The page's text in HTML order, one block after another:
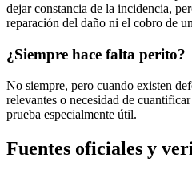
dejar constancia de la incidencia,
reparación del daño ni el cobro de
¿Siempre hace falta perito?
No siempre, pero cuando existen
relevantes o necesidad de
prueba especialmente útil.
Fuentes oficiales y